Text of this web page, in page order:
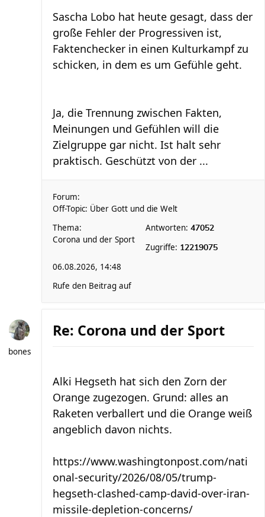
Sascha Lobo hat heute gesagt, dass der
große Fehler der Progressiven ist,
Faktenchecker in einen Kulturkampf zu
schicken, in dem es um Gefühle geht.
Ja, die Trennung zwischen Fakten,
Meinungen und Gefühlen will die
Zielgruppe gar nicht. Ist halt sehr
praktisch. Geschützt von der ...
Forum:
Off-Topic: Über Gott und die Welt
Thema:
Corona und der Sport
Antworten: 47052
Zugriffe: 12219075
06.08.2026, 14:48
Rufe den Beitrag auf
bones
Re: Corona und der Sport
Alki Hegseth hat sich den Zorn der
Orange zugezogen. Grund: alles an
Raketen verballert und die Orange weiß
angeblich davon nichts.
https://www.washingtonpost.com/nati
onal-security/2026/08/05/trump-
hegseth-clashed-camp-david-over-iran-
missile-depletion-concerns/